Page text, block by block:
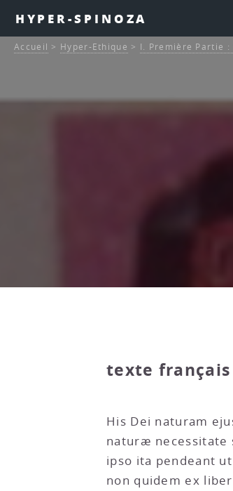
HYPER-SPINOZA
Accueil > Hyper-Ethique > I. Première Partie :
texte français
His Dei naturam
naturæ necessitate
ipso ita pendeant
non quidem ex